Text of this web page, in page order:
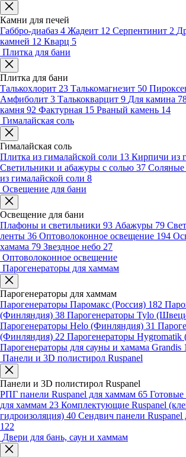
Камни для печей
Габбро-диабаз 4 Жадеит 12 Серпентинит 2
камней 12 Кварц 5
Плитка для бани
Плитка для бани
Талькохлорит 23 Талькомагнезит 50
Амфиболит 3 Талькокварцит 9 Для камина
камня 92 Фактурная 15 Рваный камень 14
Гималайская соль
Гималайская соль
Плитка из гималайской соли 13 Кирпичи из
Светильники и абажуры с солью 37
из гималайской соли 8
Освещение для бани
Освещение для бани
Плафоны и светильники 93 Абажуры 79
ленты 36 Оптоволоконное освещение 194
хамама 79 Звездное небо 27
Оптоволоконное освещение
Парогенераторы для хаммам
Парогенераторы для хаммам
Парогенераторы Паромакс (Россия) 182
(Финляндия) 38 Парогенераторы Tylo
Парогенераторы Helo (Финляндия) 31
(Финляндия) 22 Парогенераторы Hygromatik
Парогенераторы для сауны и хамама Grandis
Панели и 3D полистирол Ruspanel
Панели и 3D полистирол Ruspanel
РПГ панели Ruspanel для хаммам 65
для хаммам 23 Комплектующие Ruspanel
гидроизоляция) 40 Сендвич панели Ruspanel
122
Двери для бань, саун и хаммам